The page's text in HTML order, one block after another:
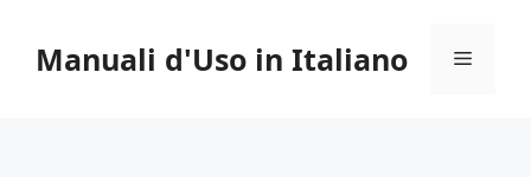
contenuto
Manuali d'Uso in Italiano Menu